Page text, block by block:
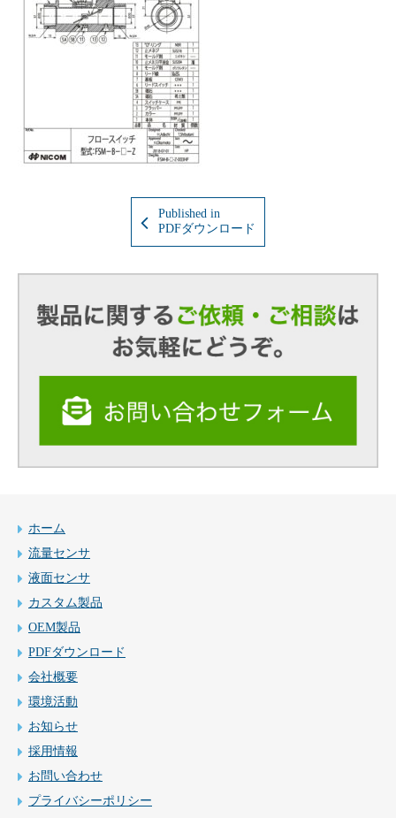
Published in
PDFダウンロード
ホーム
流量センサ
液面センサ
カスタム製品
OEM製品
PDFダウンロード
会社概要
環境活動
お知らせ
採用情報
お問い合わせ
プライバシーポリシー